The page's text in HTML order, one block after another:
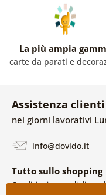
La più ampia
carte da parati e
Assistenza clienti
nei giorni lavorativi
info@dovido.it
Tutto sullo shopping
Condizioni generali di